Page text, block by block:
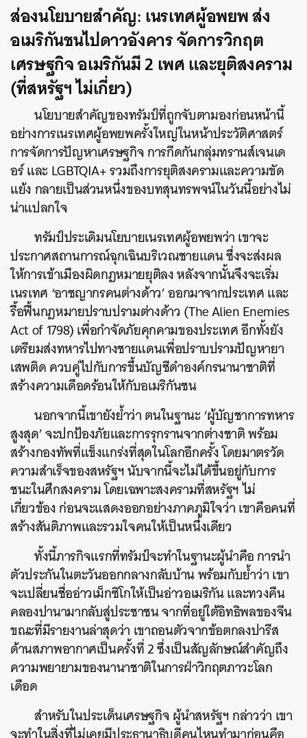
ส่องนโยบายสำคัญ: เนรเทศผู้อพยพ ส่ง
อเมริกันชนไปดาวอังคาร จัดการวิกฤต
เศรษฐกิจ อเมริกันมี 2 เพศ และยุติสงคราม
(ที่สหรัฐฯ ไม่เกี่ยว)
นโยบายสำคัญของทรัมป์ที่ถูกจับตามองก่อนหน้านี้
อย่างการเนรเทศผู้อพยพครั้งใหญ่ในหน้าประวัติศาสตร์
การจัดการปัญหาเศรษฐกิจ การกีดกันกลุ่มทรานส์เจนเด
อร์ และ LGBTQIA+ รวมถึงการยุติสงครามและความขัด
แย้ง กลายเป็นส่วนหนึ่งของบทสุนทรพจน์ในวันนี้อย่างไม่
น่าแปลกใจ
ทรัมป์ประเดิมนโยบายเนรเทศผู้อพยพว่า เขาจะ
ประกาศสถานการณ์ฉุกเฉินบริเวณชายแดน ซึ่งจะส่งผล
ให้การเข้าเมืองผิดกฎหมายยุติลง หลังจากนั้นจึงจะเริ่ม
เนรเทศ ‘อาชญากรคนต่างด้าว’ ออกมาจากประเทศ และ
รื้อฟื้นกฎหมายปราบปรามต่างด้าว (The Alien Enemies
Act of 1798) เพื่อกำจัดภัยคุกคามของประเทศ อีกทั้งยัง
เตรียมส่งทหารไปทางชายแดนเพื่อปราบปรามปัญหายา
เสพติด ควบคู่ไปกับการขึ้นบัญชีดำองค์กรนานาชาติที่
สร้างความเดือดร้อนให้กับอเมริกันชน
นอกจากนี้เขายังย้ำว่า ตนในฐานะ ‘ผู้บัญชาการทหาร
สูงสุด’ จะปกป้องภัยและการรุกรานจากต่างชาติ พร้อม
สร้างกองทัพที่แข็งแกร่งที่สุดในโลกอีกครั้ง โดยมาตรวัด
ความสำเร็จของสหรัฐฯ นับจากนี้จะไม่ได้ขึ้นอยู่กับการ
ชนะในศึกสงคราม โดยเฉพาะสงครามที่สหรัฐฯ ไม่
เกี่ยวข้อง ก่อนจะแสดงออกอย่างภาคภูมิใจว่า เขาคือคนที่
สร้างสันติภาพและรวมใจคนให้เป็นหนึ่งเดียว
ทั้งนี้ภารกิจแรกที่ทรัมป์จะทำในฐานะผู้นำคือ การนำ
ตัวประกันในตะวันออกกลางกลับบ้าน พร้อมกับย้ำว่า เขา
จะเปลี่ยนชื่ออ่าวเม็กซิโกให้เป็นอ่าวอเมริกัน และทวงคืน
คลองปานามากลับสู่ประชาชน จากที่อยู่ใต้อิทธิพลของจีน
ขณะที่มีรายงานล่าสุดว่า เขาถอนตัวจากข้อตกลงปารีส
ด้านสภาพอากาศเป็นครั้งที่ 2 ซึ่งเป็นสัญลักษณ์สำคัญถึง
ความพยายามของนานาชาติในการฝ่าวิกฤตภาวะโลก
เดือด
สำหรับในประเด็นเศรษฐกิจ ผู้นำสหรัฐฯ กล่าวว่า เขา
ค้นหา
SHARE TWEET LINE EMAIL